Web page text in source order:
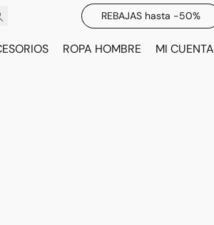
REBAJAS hasta -50%
ROPA HOMBRE MI CUENTA